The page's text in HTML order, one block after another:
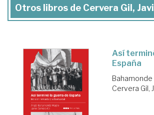
Otros libros de Cervera Gil,
Así
España
Bahamonde
Cervera Gil,